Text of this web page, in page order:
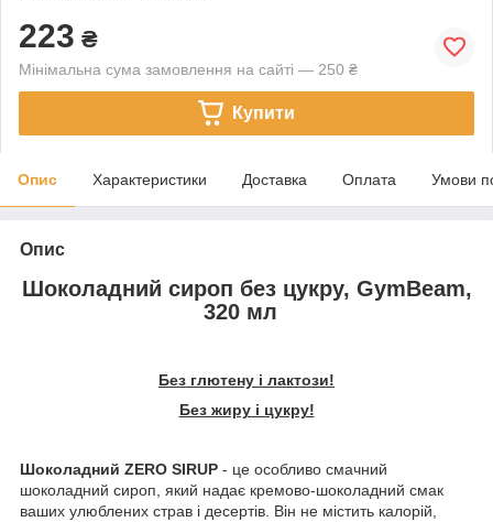
223 ₴
Мінімальна сума замовлення на сайті — 250 ₴
Купити
Опис Характеристики Доставка Оплата Умови
Опис
Шоколадний сироп без цукру, GymBeam,
320 мл
Без глютену і лактози!
Без жиру і цукру!
Шоколадний ZERO SIRUP - це особливо смачний
шоколадний сироп, який надає кремово-шоколадний смак
ваших улюблених страв і десертів. Він не містить калорій,